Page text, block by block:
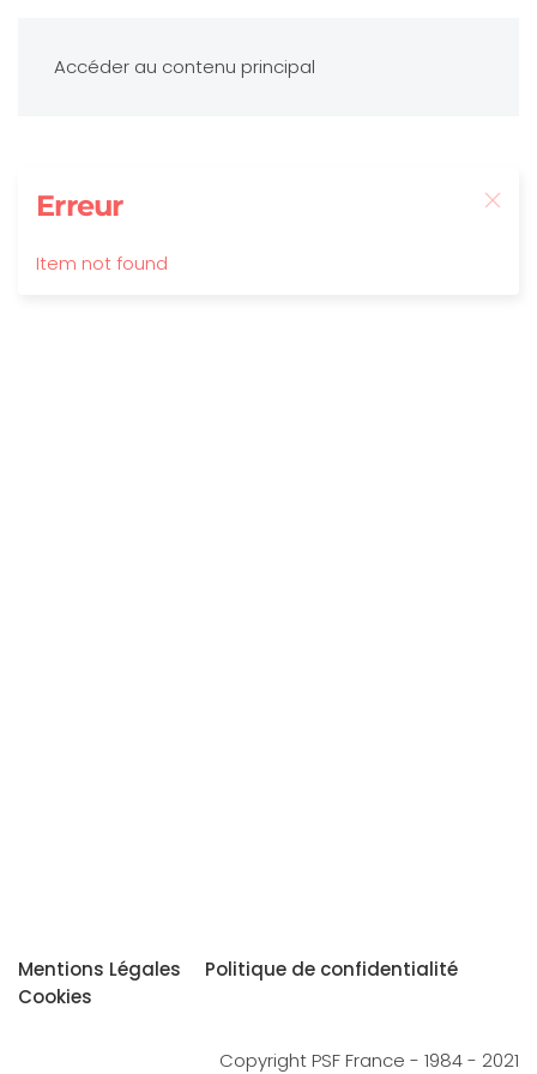
Accéder au contenu principal
Erreur
Item not found
Mentions Légales
Politique de confidentialité
Cookies
Copyright PSF France - 1984 - 2021